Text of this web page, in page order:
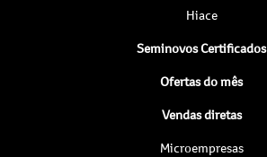
Hiace
Seminovos Certificados
Ofertas do mês
Vendas diretas
Microempresas